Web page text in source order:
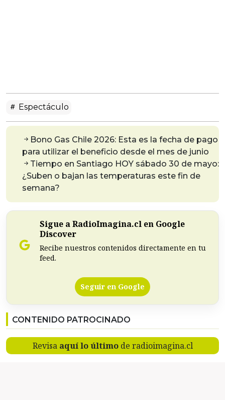
Espectáculo
Bono Gas Chile 2026: Esta es la fecha de pago
para utilizar el beneficio desde el mes de junio
Tiempo en Santiago HOY sábado 30 de mayo:
¿Suben o bajan las temperaturas este fin de
semana?
Sigue a RadioImagina.cl en Google
Discover
Recibe nuestros contenidos directamente en tu
feed.
Seguir en Google
CONTENIDO PATROCINADO
Revisa aquí lo últimode radioimagina.cl